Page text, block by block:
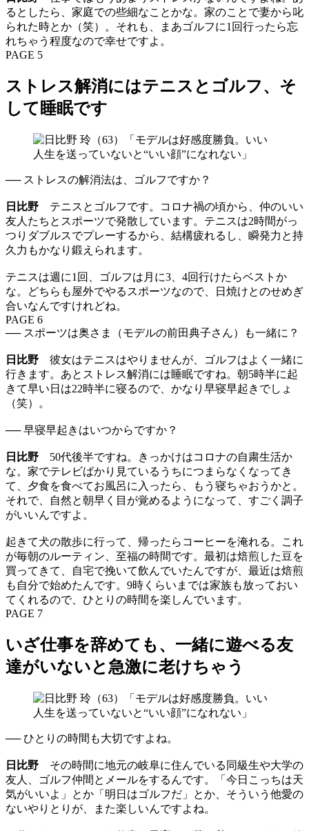
るとしたら、家庭での些細なことかな。家のことで妻から叱
られた時とか（笑）。それも、まあゴルフに1回行ったら忘
れちゃう程度なので幸せですよ。
PAGE 5
ストレス解消にはテニスとゴルフ、そ
して睡眠です
── ストレスの解消法は、ゴルフですか？
日比野 テニスとゴルフです。コロナ禍の頃から、仲のいい
友人たちとスポーツで発散しています。テニスは2時間がっ
つりダブルスでプレーするから、結構疲れるし、瞬発力と持
久力もかなり鍛えられます。
テニスは週に1回、ゴルフは月に3、4回行けたらベストか
な。どちらも屋外でやるスポーツなので、日焼けとのせめぎ
合いなんですけれどね。
PAGE 6
── スポーツは奥さま（モデルの前田典子さん）も一緒に？
日比野 彼女はテニスはやりませんが、ゴルフはよく一緒に
行きます。あとストレス解消には睡眠ですね。朝5時半に起
きて早い日は22時半に寝るので、かなり早寝早起きでしょ
（笑）。
── 早寝早起きはいつからですか？
日比野 50代後半ですね。きっかけはコロナの自粛生活か
な。家でテレビばかり見ているうちにつまらなくなってき
て、夕食を食べてお風呂に入ったら、もう寝ちゃおうかと。
それで、自然と朝早く目が覚めるようになって、すごく調子
がいいんですよ。
起きて犬の散歩に行って、帰ったらコーヒーを淹れる。これ
が毎朝のルーティン、至福の時間です。最初は焙煎した豆を
買ってきて、自宅で挽いて飲んでいたんですが、最近は焙煎
も自分で始めたんです。9時くらいまでは家族も放っておい
てくれるので、ひとりの時間を楽しんでいます。
PAGE 7
いざ仕事を辞めても、一緒に遊べる友
達がいないと急激に老けちゃう
── ひとりの時間も大切ですよね。
日比野 その時間に地元の岐阜に住んでいる同級生や大学の
友人、ゴルフ仲間とメールをするんです。「今日こっちは天
気がいいよ」とか「明日はゴルフだ」とか、そういう他愛の
ないやりとりが、また楽しいんですよね。